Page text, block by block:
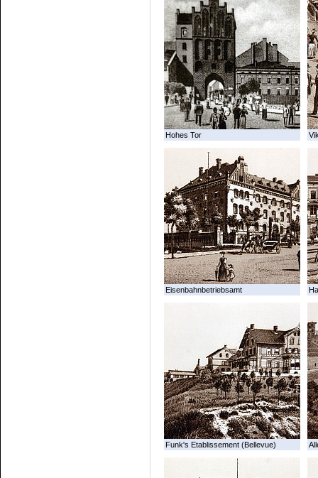
Hohes Tor
Eisenbahnbetriebsamt
Funk's Etablissement (Bellevue)